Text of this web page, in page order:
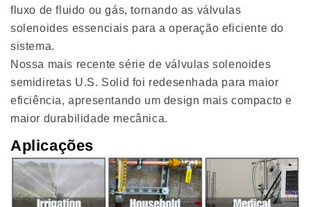
fluxo de fluido ou gás, tornando as válvulas
solenoides essenciais para a operação eficiente do
sistema.
Nossa mais recente série de válvulas solenoides
semidiretas U.S. Solid foi redesenhada para maior
eficiência, apresentando um design mais compacto e
maior durabilidade mecânica.
Aplicações